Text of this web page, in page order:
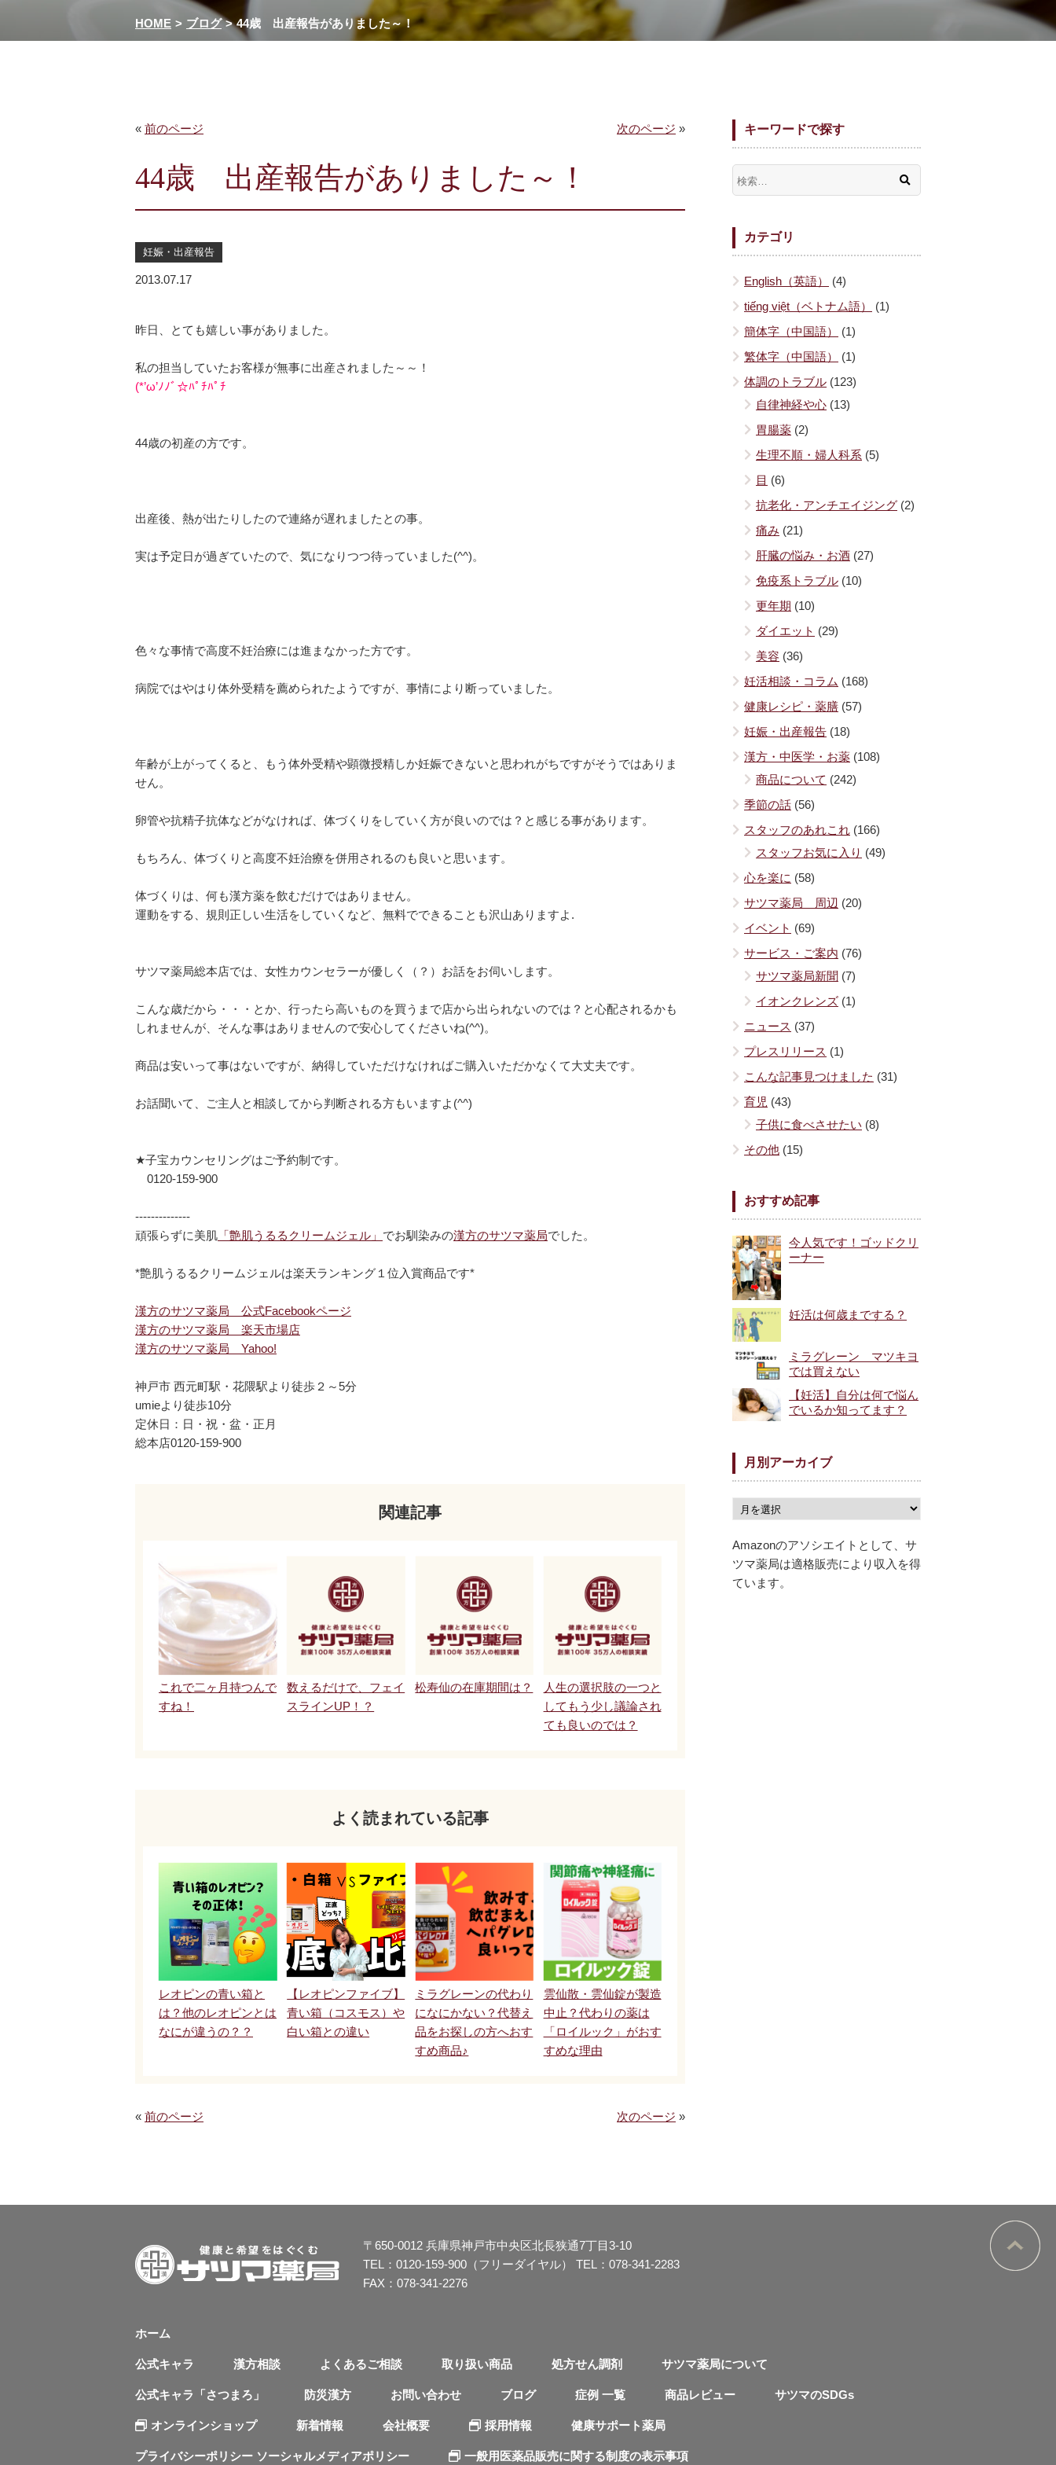
HOME ブログ 44歳 出産報告がありました～！
« 前のページ 次のページ »
44歳 出産報告がありました～！
妊娠・出産報告
2013.07.17
昨日、とても嬉しい事がありました。
私の担当していたお客様が無事に出産されました～～！
(*’ω’ﾉﾉﾞ☆ﾊﾟﾁﾊﾟﾁ
44歳の初産の方です。
出産後、熱が出たりしたので連絡が遅れましたとの事。
実は予定日が過ぎていたので、気になりつつ待っていました(^^)。
色々な事情で高度不妊治療には進まなかった方です。
病院ではやはり体外受精を薦められたようですが、事情により断っていました。
年齢が上がってくると、もう体外受精や顕微授精しか妊娠できないと思われがちですがそうではありま
せん。
卵管や抗精子抗体などがなければ、体づくりをしていく方が良いのでは？と感じる事があります。
もちろん、体づくりと高度不妊治療を併用されるのも良いと思います。
体づくりは、何も漢方薬を飲むだけではありません。
運動をする、規則正しい生活をしていくなど、無料でできることも沢山ありますよ.
サツマ薬局総本店では、女性カウンセラーが優しく（？）お話をお伺いします。
こんな歳だから・・・とか、行ったら高いものを買うまで店から出られないのでは？と心配されるかも
しれませんが、そんな事はありませんので安心してくださいね(^^)。
商品は安いって事はないですが、納得していただけなければご購入いただかなくて大丈夫です。
お話聞いて、ご主人と相談してから判断される方もいますよ(^^)
★子宝カウンセリングはご予約制です。
0120-159-900
--------------
頑張らずに美肌 「艶肌うるるクリームジェル」 でお馴染みの漢方のサツマ薬局でした。
*艶肌うるるクリームジェルは楽天ランキング１位入賞商品です*
漢方のサツマ薬局 公式Facebookページ
漢方のサツマ薬局 楽天市場店
漢方のサツマ薬局 Yahoo!
神戸市 西元町駅・花隈駅より徒歩２～5分
umieより徒歩10分
定休日：日・祝・盆・正月
総本店0120-159-900
関連記事
これで二ヶ月持つんで
すね！
数えるだけで、フェイ
スラインUP！？
松寿仙の在庫期間は？
人生の選択肢の一つと
してもう少し議論され
ても良いのでは？
よく読まれている記事
レオピンの青い箱と
は？他のレオピンとは
なにが違うの？？
【レオピンファイブ】
青い箱（コスモス）や
白い箱との違い
ミラグレーンの代わり
になにかない？代替え
品をお探しの方へおす
すめ商品♪
雲仙散・雲仙錠が製造
中止？代わりの薬は
「ロイルック」がおす
すめな理由
« 前のページ 次のページ »
キーワードで探す
カテゴリ
English（英語）
(4)
tiếng việt（ベトナム語）
(1)
簡体字（中国語）
(1)
繁体字（中国語）
(1)
体調のトラブル (123)
自律神経や心 (13)
胃腸薬 (2)
生理不順・婦人科系 (5)
目 (6)
抗老化・アンチエイジング (2)
痛み (21)
肝臓の悩み・お酒 (27)
免疫系トラブル (10)
更年期 (10)
ダイエット (29)
美容 (36)
妊活相談・コラム (168)
健康レシピ・薬膳 (57)
妊娠・出産報告 (18)
漢方・中医学・お薬 (108)
商品について (242)
季節の話 (56)
スタッフのあれこれ (166)
スタッフお気に入り (49)
心を楽に (58)
サツマ薬局 周辺 (20)
イベント (69)
サービス・ご案内 (76)
サツマ薬局新聞 (7)
イオンクレンズ (1)
ニュース (37)
プレスリリース (1)
こんな記事見つけました (31)
育児 (43)
子供に食べさせたい (8)
その他 (15)
おすすめ記事
今人気です！ゴッドクリ
ーナー
妊活は何歳までする？
ミラグレーン マツキヨ
では買えない
【妊活】自分は何で悩ん
でいるか知ってます？
月別アーカイブ
Amazonのアソシエイトとして、サ
ツマ薬局は適格販売により収入を得
ています。
〒650-0012 兵庫県神戸市中央区北長狭通7丁目3-10
TEL： 0120-159-900（フリーダイヤル） TEL： 078-341-2283
FAX：078-341-2276
ホーム
公式キャラ 漢方相談 よくあるご相談 取り扱い商品 処方せん調剤 サツマ薬局について
公式キャラ「さつまろ」 防災漢方 お問い合わせ ブログ 症例 一覧 商品レビュー サツマのSDGs
オンラインショップ 新着情報 会社概要 採用情報 健康サポート薬局
プライバシーポリシー ソーシャルメディアポリシー 一般用医薬品販売に関する制度の表示事項